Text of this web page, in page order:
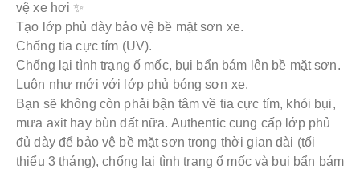
vệ xe hơi ✨
Tạo lớp phủ dày bảo vệ bề mặt sơn xe.
Chống tia cực tím (UV).
Chống lại tình trạng ố mốc, bụi bẩn bám lên bề mặt sơn.
Luôn như mới với lớp phủ bóng sơn xe.
Bạn sẽ không còn phải bận tâm về tia cực tím, khói bụi,
mưa axit hay bùn đất nữa. Authentic cung cấp lớp phủ
đủ dày để bảo vệ bề mặt sơn trong thời gian dài (tối
thiểu 3 tháng), chống lại tình trạng ố mốc và bụi bẩn bám